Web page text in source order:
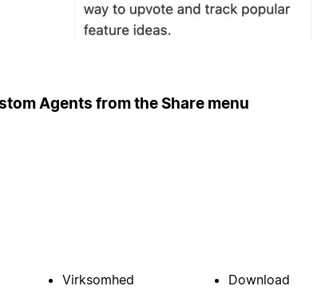
Agents from the Share menu
Virksomhed
Download